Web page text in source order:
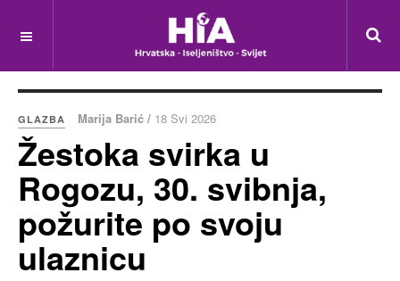
GLAZBA Marija Barić / 18 Svi 2026
Žestoka svirka u
Rogozu, 30. svibnja,
požurite po svoju
ulaznicu